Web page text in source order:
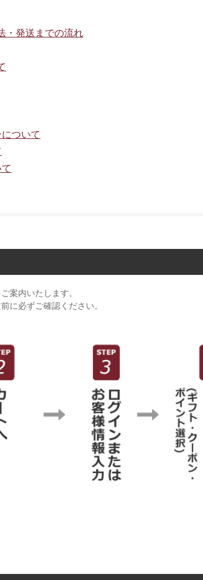
・発送までの流れ
ついて
案内いたします。
に必ずご確認ください。